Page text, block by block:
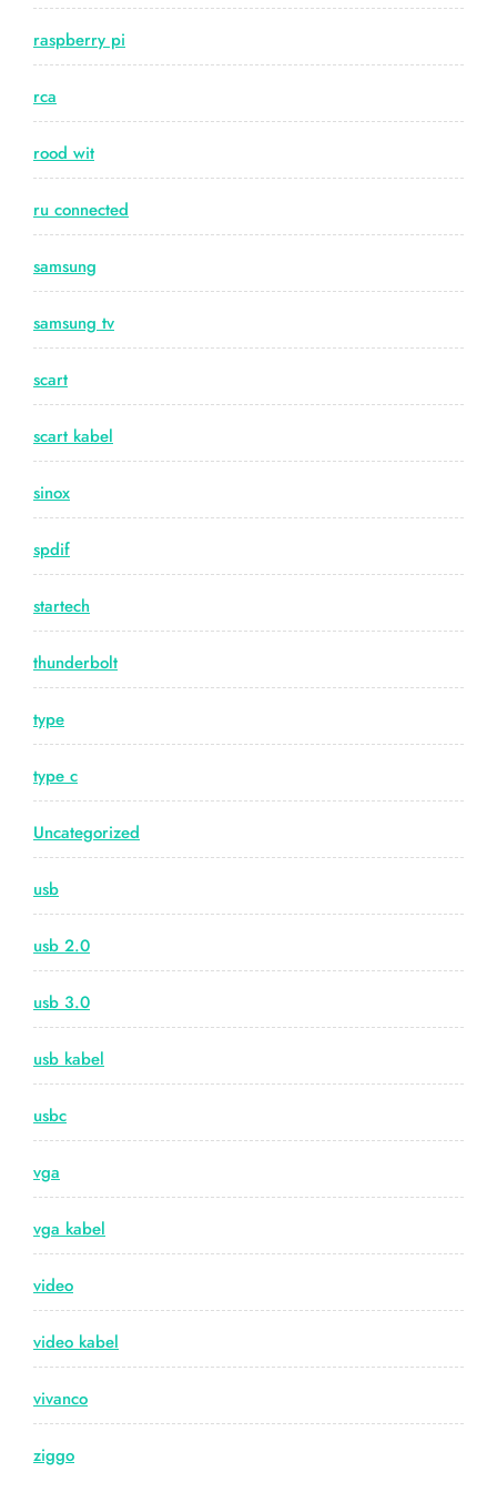
raspberry pi
rca
rood wit
ru connected
samsung
samsung tv
scart
scart kabel
sinox
spdif
startech
thunderbolt
type
type c
Uncategorized
usb
usb 2.0
usb 3.0
usb kabel
usbc
vga
vga kabel
video
video kabel
vivanco
ziggo